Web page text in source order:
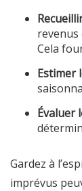
revenus
Cela
Estimer
Évaluer
Gardez à
imprévus